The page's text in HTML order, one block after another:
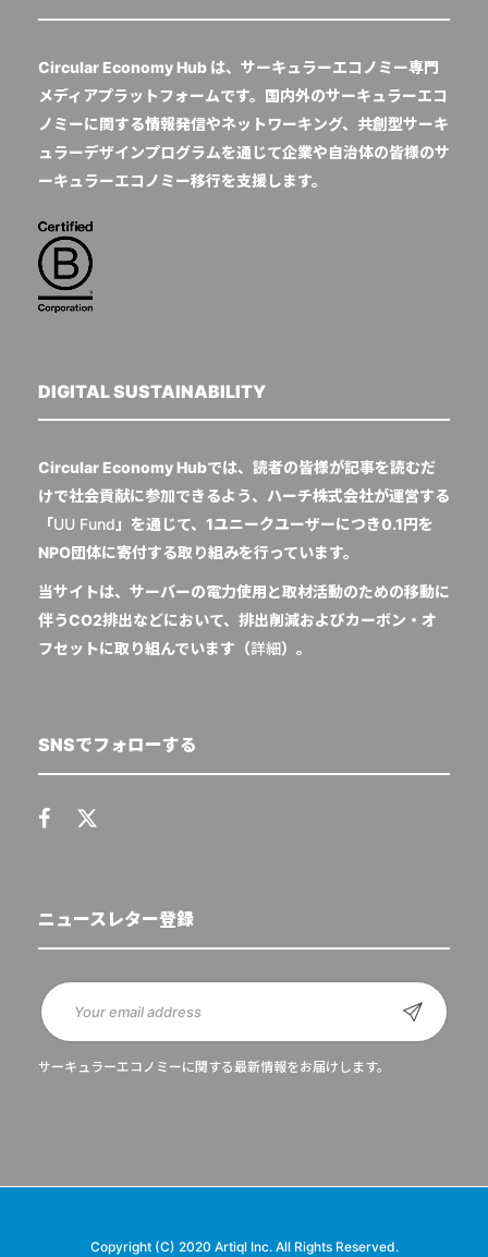
Circular Economy Hub は、サーキュラーエコノミー専門
メディアプラットフォームです。国内外のサーキュラーエコ
ノミーに関する情報発信やネットワーキング、共創型サーキ
ュラーデザインプログラムを通じて企業や自治体の皆様のサ
ーキュラーエコノミー移行を支援します。
DIGITAL SUSTAINABILITY
Circular Economy Hubでは、読者の皆様が記事を読むだ
けで社会貢献に参加できるよう、ハーチ株式会社が運営する
「UU Fund 」を通じて、1ユニークユーザーにつき0.1円を
NPO団体に寄付する取り組みを行っています。
当サイトは、サーバーの電力使用と取材活動のための移動に
伴うCO2排出などにおいて、排出削減およびカーボン・オ
フセットに取り組んでいます（詳細）。
SNSでフォローする
ニュースレター登録
サーキュラーエコノミーに関する最新情報をお届けします。
Copyright (C) 2020 Artiql Inc. All Rights Reserved.